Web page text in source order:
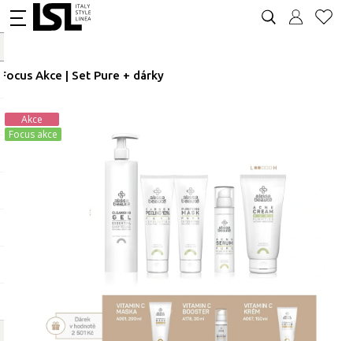
Focus Akce | Set Pure + dárky
Akce
Focus akce